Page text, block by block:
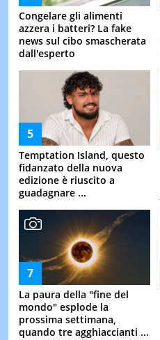
Congelare gli alimenti
azzera i batteri? La fake
news sul cibo smascherata
dall'esperto
Temptation Island, questo
fidanzato della nuova
edizione è riuscito a
guadagnare ...
La paura della "fine del
mondo" esplode la
prossima settimana,
quando tre agghiaccianti ...